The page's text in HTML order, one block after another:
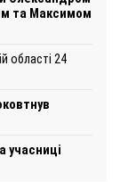
та Максимом
області 24
учасниці